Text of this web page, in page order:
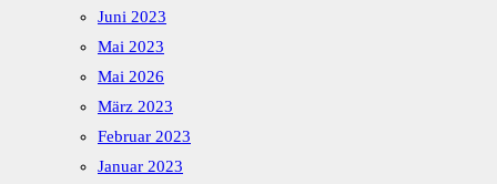
Juni 2023
Mai 2023
Mai 2026
März 2023
Februar 2023
Januar 2023